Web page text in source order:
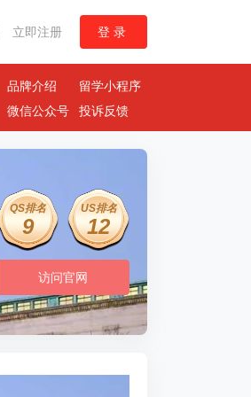
立即注册 登录
品牌介绍
留学小程序
微信公众号
投诉反馈
QS排名
9
US排名
12
访问官网